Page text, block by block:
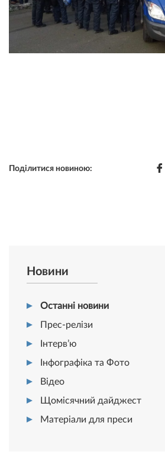
Поділитися новиною:
Новини
Останні новини
Прес-релізи
Інтерв’ю
Інфографіка та Фото
Відео
Щомісячний дайджест
Матеріали для преси